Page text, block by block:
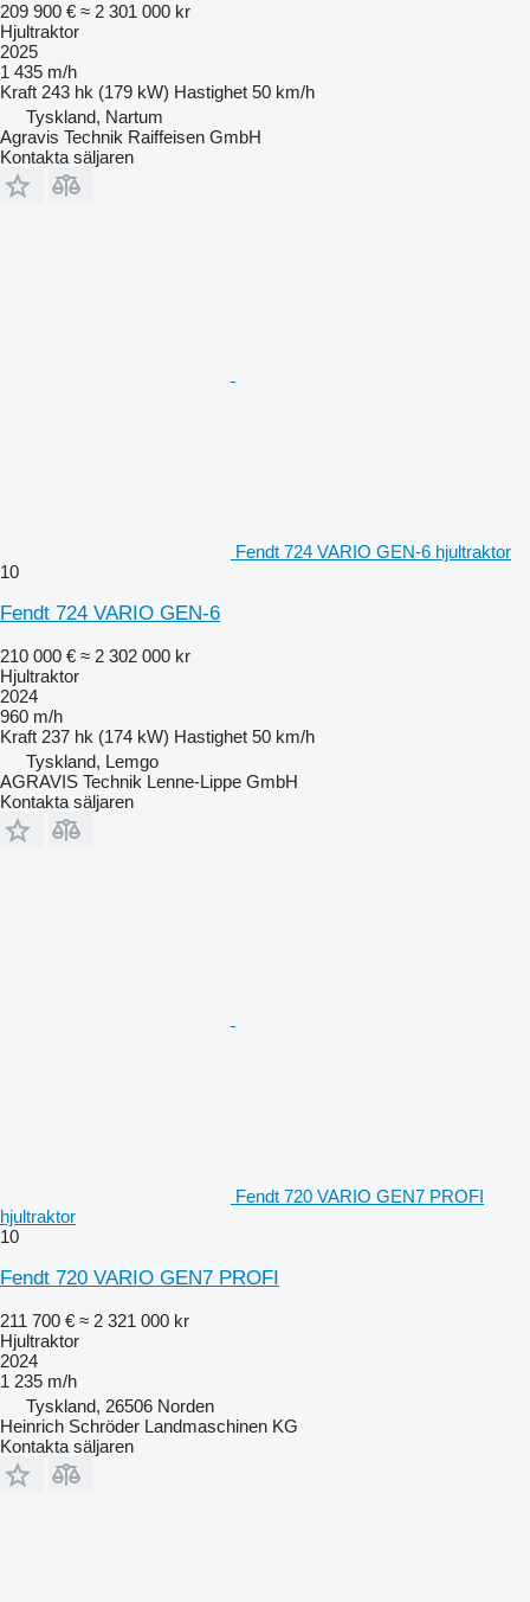
209 900 € ≈ 2 301 000 kr
Hjultraktor
2025
1 435 m/h
Kraft 243 hk (179 kW) Hastighet 50 km/h
Tyskland, Nartum
Agravis Technik Raiffeisen GmbH
Kontakta säljaren
Fendt 724 VARIO GEN-6 hjultraktor
10
Fendt 724 VARIO GEN-6
210 000 € ≈ 2 302 000 kr
Hjultraktor
2024
960 m/h
Kraft 237 hk (174 kW) Hastighet 50 km/h
Tyskland, Lemgo
AGRAVIS Technik Lenne-Lippe GmbH
Kontakta säljaren
Fendt 720 VARIO GEN7 PROFI
hjultraktor
10
Fendt 720 VARIO GEN7 PROFI
211 700 € ≈ 2 321 000 kr
Hjultraktor
2024
1 235 m/h
Tyskland, 26506 Norden
Heinrich Schröder Landmaschinen KG
Kontakta säljaren